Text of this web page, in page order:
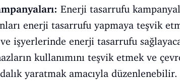
Enerji tasarrufu
enerji tasarrufu yapmaya teşvik
işyerlerinde enerji tasarrufu
kullanımını teşvik etmek ve
yaratmak amacıyla düzenlenebilir.